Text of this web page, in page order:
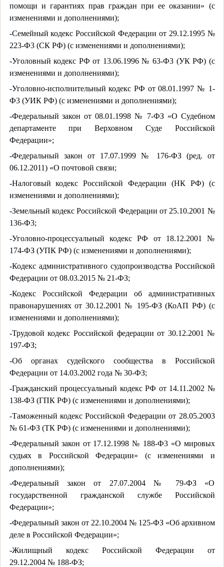
помощи и гарантиях прав граждан при ее оказании» (с
изменениями и дополнениями);
-Семейный кодекс Российской Федерации от 29.12.1995 №
223-Ф3 (СК РФ) (с изменениями и дополнениями);
-Уголовный кодекс РФ от 13.06.1996 № 63-Ф3 (УК РФ) (с
изменениями и дополнениями);
-Уголовно-исполнительный кодекс РФ от 08.01.1997 № 1-
Ф3 (УИК РФ) (с изменениями и дополнениями);
-Федеральный закон от 08.01.1998 № 7-ФЗ «О Судебном
департаменте при Верховном Суде Российской
Федерации»;
-Федеральный закон от 17.07.1999 № 176-ФЗ (ред. от
06.12.2011) «О почтовой связи;
-Налоговый кодекс Российской Федерации (НК РФ) (с
изменениями и дополнениями);
-Земельный кодекс Российской Федерации от 25.10.2001 №
136-Ф3;
-Уголовно-процессуальный кодекс РФ от 18.12.2001 №
174-ФЗ (УПК РФ) (с изменениями и дополнениями);
-Кодекс административного судопроизводства Российской
Федерации от 08.03.2015 № 21-ФЗ;
-Кодекс Российской Федерации об административных
правонарушениях от 30.12.2001 № 195-ФЗ (КоАП РФ) (с
изменениями и дополнениями);
-Трудовой кодекс Российской федерации от 30.12.2001 №
197-ФЗ;
-Об органах судейского сообщества в Российской
Федерации от 14.03.2002 года № 30-ФЗ;
-Гражданский процессуальный кодекс РФ от 14.11.2002 №
138-ФЗ (ГПК РФ) (с изменениями и дополнениями);
-Таможенный кодекс Российской Федерации от 28.05.2003
№ 61-ФЗ (ТК РФ) (с изменениями и дополнениями);
-Федеральный закон от 17.12.1998 № 188-Ф3 «О мировых
судьях в Российской Федерации» (с изменениями и
дополнениями);
-Федеральный закон от 27.07.2004 № 79-ФЗ «О
государственной гражданской службе Российской
Федерации»;
-Федеральный закон от 22.10.2004 № 125-ФЗ «Об архивном
деле в Российской Федерации»;
-Жилищный кодекс Российской Федерации от
29.12.2004 № 188-ФЗ;